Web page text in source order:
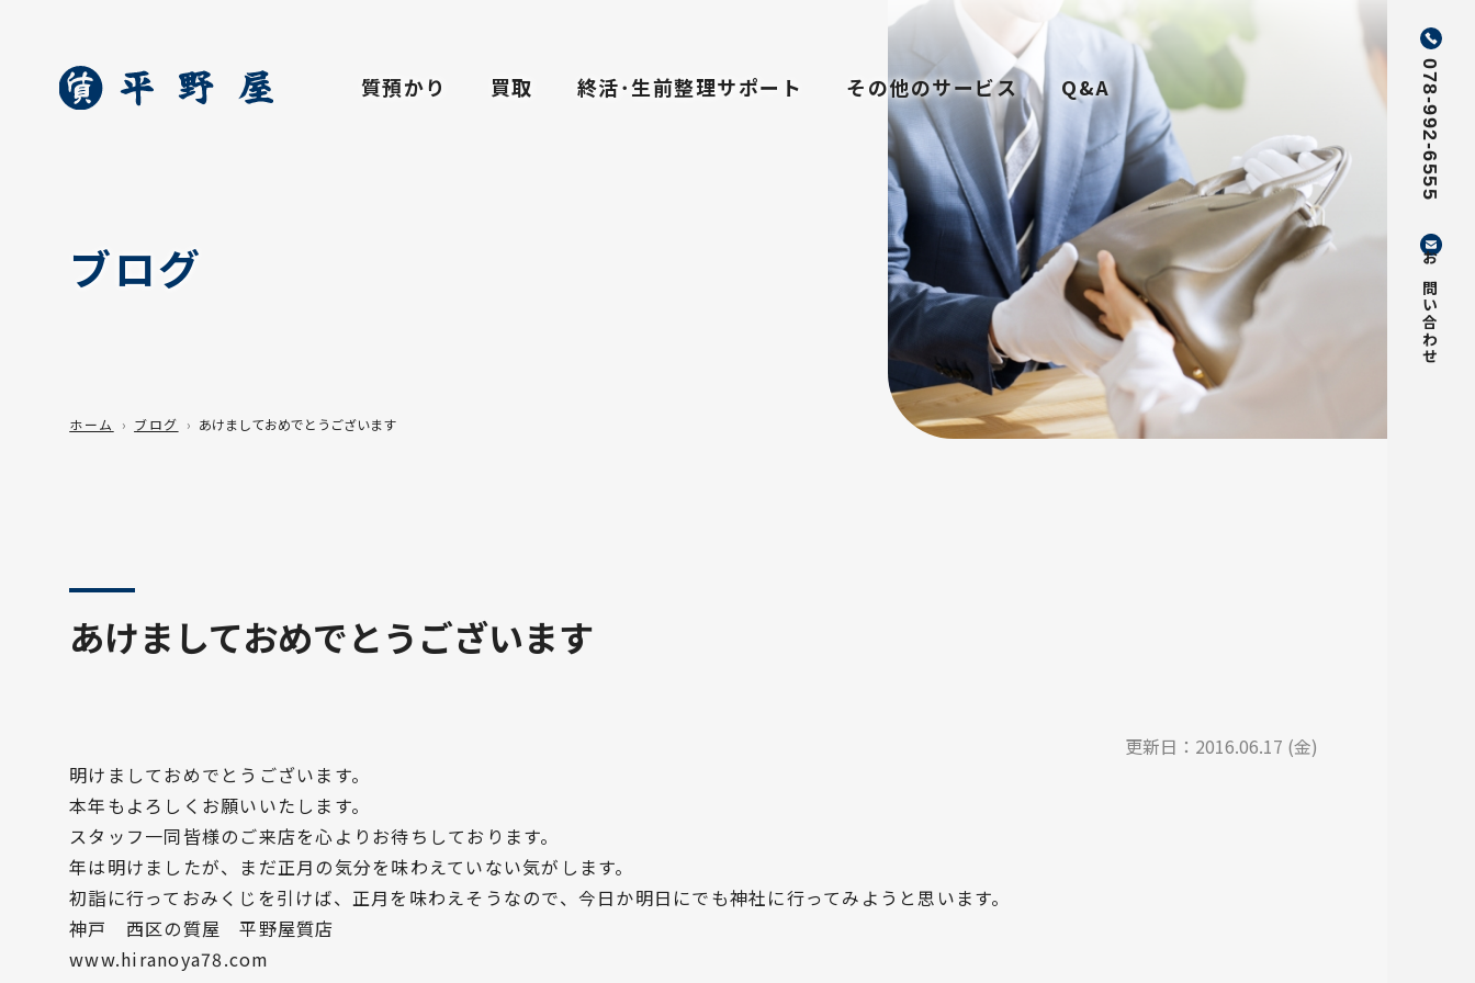
質預かり 買取 終活･生前整理サポート その他のサービス Q&A 078-992-6555
お問い合わせ
ブログ
ホーム ブログ あけましておめでとうございます
あけましておめでとうございます
更新日： 2016.06.17 (金)
明けましておめでとうございます。
本年もよろしくお願いいたします。
スタッフ一同皆様のご来店を心よりお待ちしております。
年は明けましたが、まだ正月の気分を味わえていない気がします。
初詣に行っておみくじを引けば、正月を味わえそうなので、今日か明日にでも神社に行ってみようと思います。
神戸 西区の質屋 平野屋質店
www.hiranoya78.com